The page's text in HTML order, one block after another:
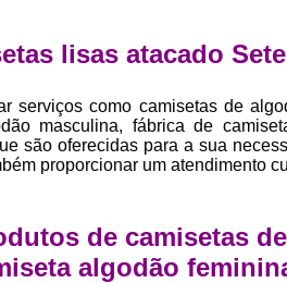
lisas atacado
serviços como camisetas de
masculina, fábrica de
são oferecidas para a sua
proporcionar um atendimento
de camisetas
algodão